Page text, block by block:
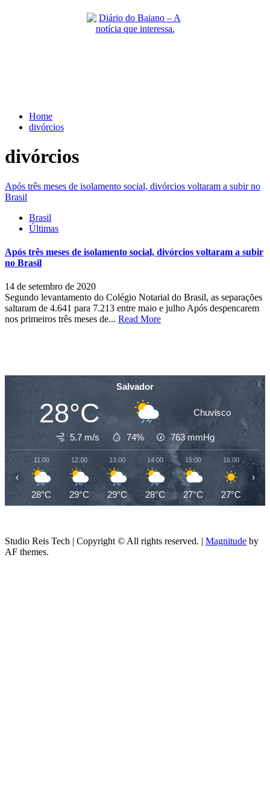
Home
divórcios
divórcios
Após três meses de isolamento social, divórcios voltaram a subir no
Brasil
Brasil
Últimas
Após três meses de isolamento social, divórcios voltaram a subir
no Brasil
14 de setembro de 2020
Segundo levantamento do Colégio Notarial do Brasil, as separações
saltaram de 4.641 para 7.213 entre maio e julho Após despencarem
nos primeiros três meses de... Read More
Salvador
28°C Chuvisco
5.7 m/s 74% 763mmHg
11:00
28°C
12:00
29°C
13:00
29°C
14:00
28°C
15:00
27°C
16:00
27°C
‹ ›
Studio Reis Tech | Copyright © All rights reserved. | Magnitude by
AF themes.